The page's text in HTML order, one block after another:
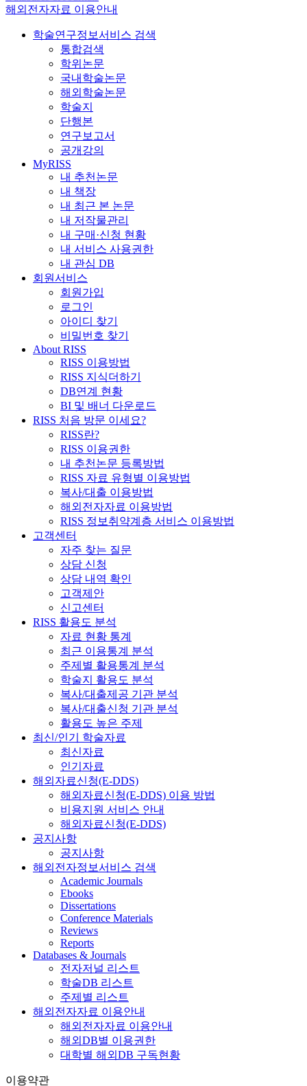
해외전자자료 이용안내
학술연구정보서비스 검색
통합검색
학위논문
국내학술논문
해외학술논문
학술지
단행본
연구보고서
공개강의
MyRISS
내 추천논문
내 책장
내 최근 본 논문
내 저작물관리
내 구매·신청 현황
내 서비스 사용권한
내 관심 DB
회원서비스
회원가입
로그인
아이디 찾기
비밀번호 찾기
About RISS
RISS 이용방법
RISS 지식더하기
DB연계 현황
BI 및 배너 다운로드
RISS 처음 방문 이세요?
RISS란?
RISS 이용권한
내 추천논문 등록방법
RISS 자료 유형별 이용방법
복사/대출 이용방법
해외전자자료 이용방법
RISS 정보취약계층 서비스 이용방법
고객센터
자주 찾는 질문
상담 신청
상담 내역 확인
고객제안
신고센터
RISS 활용도 분석
자료 현황 통계
최근 이용통계 분석
주제별 활용통계 분석
학술지 활용도 분석
복사/대출제공 기관 분석
복사/대출신청 기관 분석
활용도 높은 주제
최신/인기 학술자료
최신자료
인기자료
해외자료신청(E-DDS)
해외자료신청(E-DDS) 이용 방법
비용지원 서비스 안내
해외자료신청(E-DDS)
공지사항
공지사항
해외전자정보서비스 검색
Academic Journals
Ebooks
Dissertations
Conference Materials
Reviews
Reports
Databases & Journals
전자저널 리스트
학술DB 리스트
주제별 리스트
해외전자자료 이용안내
해외전자자료 이용안내
해외DB별 이용권한
대학별 해외DB 구독현황
이용약관